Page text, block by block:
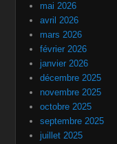
mai 2026
avril 2026
mars 2026
février 2026
janvier 2026
décembre 2025
novembre 2025
octobre 2025
septembre 2025
juillet 2025